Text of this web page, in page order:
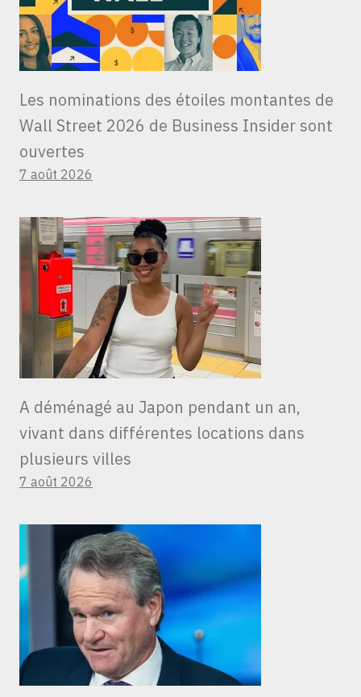
Les nominations des étoiles montantes de
Wall Street 2026 de Business Insider sont
ouvertes
7 août 2026
A déménagé au Japon pendant un an,
vivant dans différentes locations dans
plusieurs villes
7 août 2026